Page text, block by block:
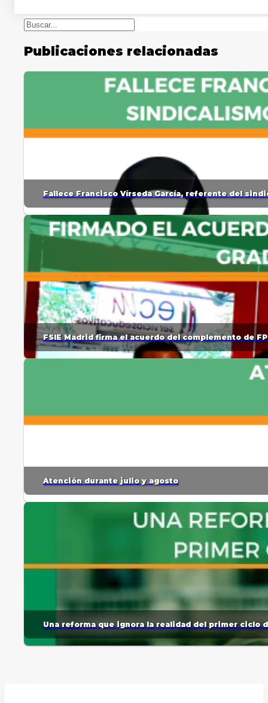
Buscar
Publicaciones relacionadas
Fallece Francisco Vírseda García, referente del
FSIE Madrid firma el acuerdo del complemento de
Atención durante julio y agosto
Una reforma que ignora la realidad del primer ciclo